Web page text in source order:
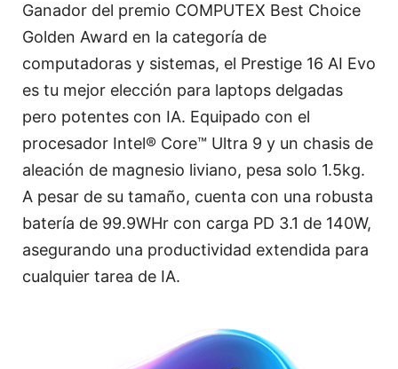
Ganador del premio COMPUTEX Best Choice
Golden Award en la categoría de
computadoras y sistemas, el Prestige 16 AI Evo
es tu mejor elección para laptops delgadas
pero potentes con IA. Equipado con el
procesador Intel® Core™ Ultra 9 y un chasis de
aleación de magnesio liviano, pesa solo 1.5kg.
A pesar de su tamaño, cuenta con una robusta
batería de 99.9WHr con carga PD 3.1 de 140W,
asegurando una productividad extendida para
cualquier tarea de IA.